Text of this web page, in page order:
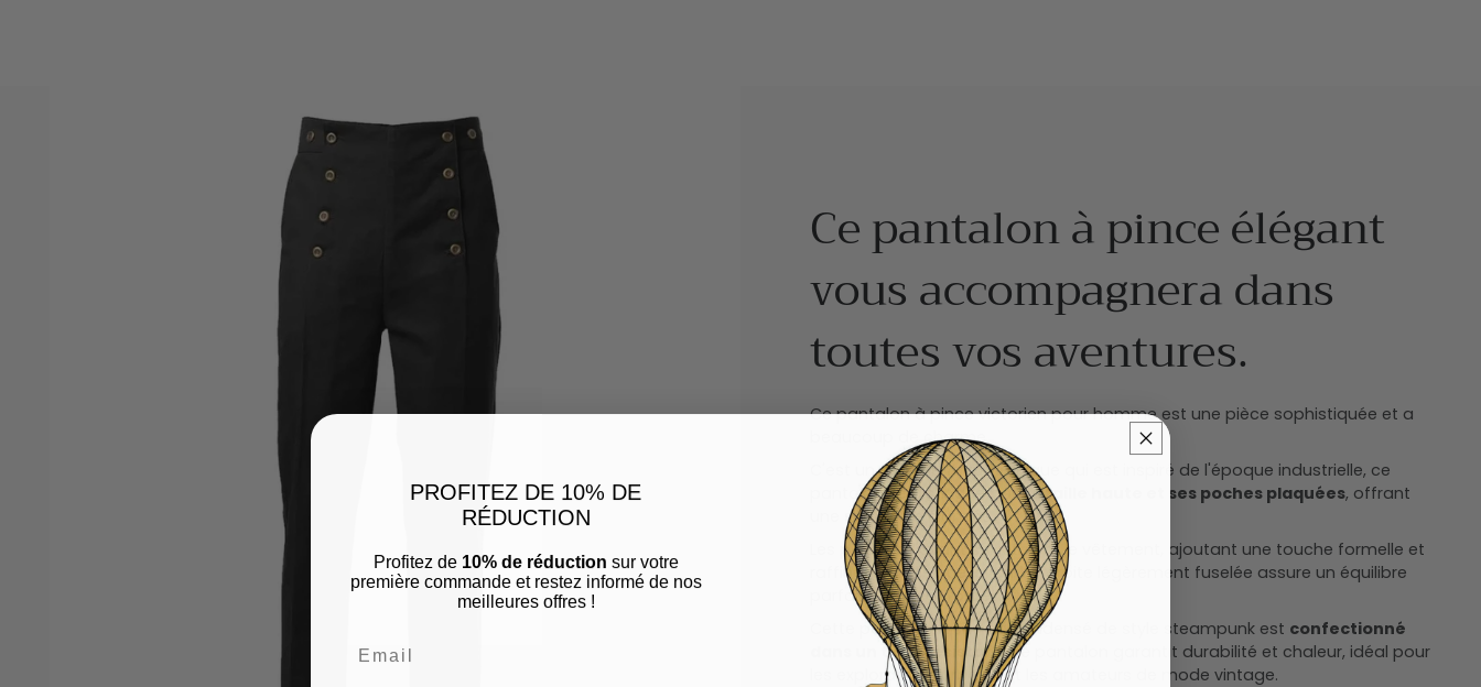
Ce pantalon à pince élégant
vous accompagnera dans
toutes vos aventures.
Ce pantalon à pince victorien pour homme est une pièce sophistiquée et a
beaucoup de charme.
C'est un vêtement authentique qui est inspiré de l'époque industrielle, ce
pantalon se distingue parsa taille haute et ses poches plaquées, offrant
une silhouette élancée.
Les pinces à l'avant structurent le vêtement, ajoutant une touche formelle et
raffinée, tandis que la jambe droite légèrement fuselée assure un équilibre
parfait entre confort et style.
Cette petite merveille de condensé de style steampunk est confectionné
dans un tissu résistant, ce pantalon garantit durabilité et chaleur, idéal pour
les explorateurs urbains et les amateurs de mode vintage.
PROFITEZ DE 10% DE
RÉDUCTION
Profitez de 10% de réduction sur votre
première commande et restez informé de nos
meilleures offres !